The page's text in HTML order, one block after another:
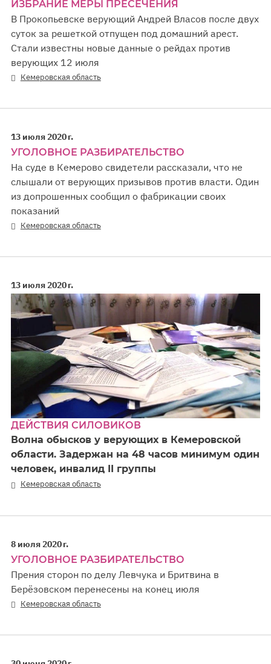
ИЗБРАНИЕ МЕРЫ ПРЕСЕЧЕНИЯ
В Прокопьевске верующий Андрей Власов после двух
суток за решеткой отпущен под домашний арест.
Стали известны новые данные о рейдах против
верующих 12 июля
Кемеровская область
13 июля 2020 г.
УГОЛОВНОЕ РАЗБИРАТЕЛЬСТВО
На суде в Кемерово свидетели рассказали, что не
слышали от верующих призывов против власти. Один
из допрошенных сообщил о фабрикации своих
показаний
Кемеровская область
13 июля 2020 г.
ДЕЙСТВИЯ СИЛОВИКОВ
Волна обысков у верующих в Кемеровской
области. Задержан на 48 часов минимум один
человек, инвалид II группы
Кемеровская область
8 июля 2020 г.
УГОЛОВНОЕ РАЗБИРАТЕЛЬСТВО
Прения сторон по делу Левчука и Бритвина в
Берёзовском перенесены на конец июля
Кемеровская область